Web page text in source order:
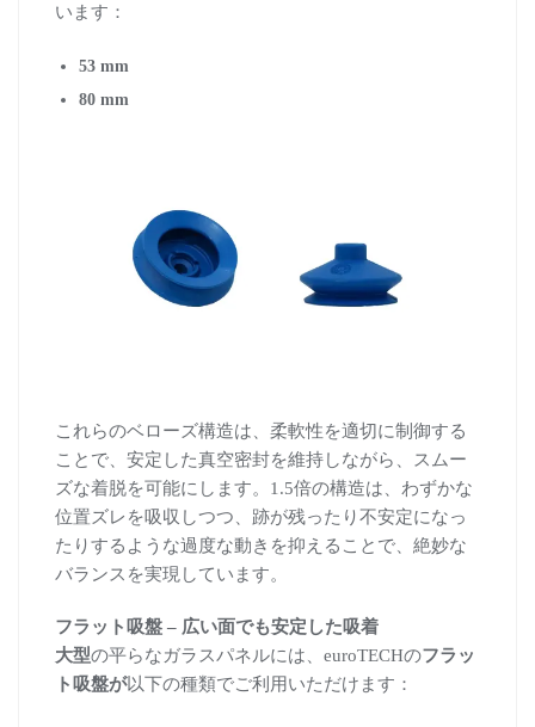
います：
53 mm
80 mm
これらのベローズ構造は、柔軟性を適切に制御する
ことで、安定した真空密封を維持しながら、スムー
ズな着脱を可能にします。1.5倍の構造は、わずかな
位置ズレを吸収しつつ、跡が残ったり不安定になっ
たりするような過度な動きを抑えることで、絶妙な
バランスを実現しています。
フラット吸盤 – 広い面でも安定した吸着
大型の平らなガラスパネルには、euroTECHのフラッ
ト吸盤が以下の種類でご利用いただけます：